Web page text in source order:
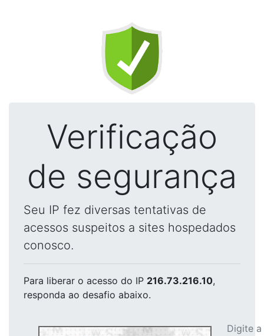
Verificação
de segurança
Seu IP fez diversas tentativas de
acessos suspeitos a sites hospedados
conosco.
Para liberar o acesso do IP 216.73.216.10,
responda ao desafio abaixo.
Digite